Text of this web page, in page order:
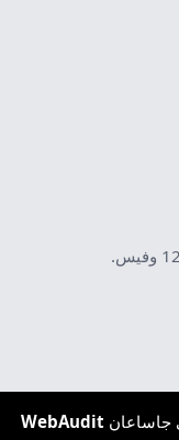
WebAudit